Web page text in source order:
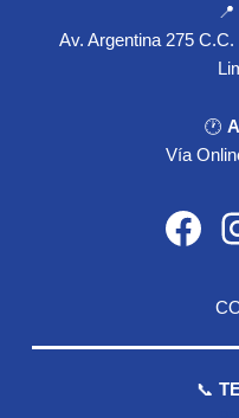
📍
Av. Argentina 275
🕐
Vía
Facebook Instagram
📞